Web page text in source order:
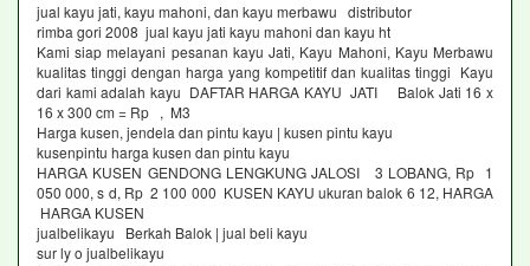
jual kayu jati, kayu mahoni, dan kayu merbawu distributor
rimba gori 2008 jual kayu jati kayu mahoni dan kayu ht
Kami siap melayani pesanan kayu Jati, Kayu Mahoni, Kayu Merbawu
kualitas tinggi dengan harga yang kompetitif dan kualitas tinggi Kayu
dari kami adalah kayu DAFTAR HARGA KAYU JATI Balok Jati 16 x
16 x 300 cm = Rp , M3
Harga kusen, jendela dan pintu kayu | kusen pintu kayu
kusenpintu harga kusen dan pintu kayu
HARGA KUSEN GENDONG LENGKUNG JALOSI 3 LOBANG, Rp 1
050 000, s d, Rp 2 100 000 KUSEN KAYU ukuran balok 6 12, HARGA
HARGA KUSEN
jualbelikayu Berkah Balok | jual beli kayu
sur ly o jualbelikayu